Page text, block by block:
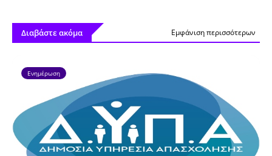
Διαβάστε ακόμα Εμφάνιση περισσότερων
Ενημέρωση